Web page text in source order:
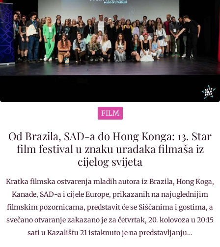
FILM
Od Brazila, SAD-a do Hong Konga: 13. Star
film festival u znaku uradaka filmaša iz
cijelog svijeta
Kratka filmska ostvarenja mladih autora iz Brazila, Hong Koga,
Kanade, SAD-a i cijele Europe, prikazanih na najuglednijim
filmskim pozornicama, predstavit će se Siščanima i gostima, a
svečano otvaranje zakazano je za četvrtak, 20. kolovoza u 20:15
sati u Kazalištu 21 istaknuto je na predstavljanju…